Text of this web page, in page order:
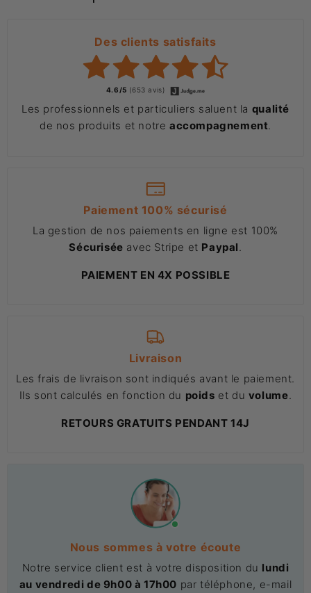
Des clients satisfaits
4.6/5 (653 avis)
Les professionnels et particuliers saluent la qualité
de nos produits et notre accompagnement
Paiement 100% sécurisé
La gestion de nos paiements en ligne est 100%
Sécurisée avec Stripe et Paypal
PAIEMENT EN 4X POSSIBLE
Livraison
Les frais de livraison sont indiqués avant le paiement.
Ils sont calculés en fonction du poids et du volume
RETOURS GRATUITS PENDANT 14J
Nous sommes à votre écoute
Notre service client est à votre disposition du lundi
au vendredi de 9h00 à 17h00 par téléphone, e-mail